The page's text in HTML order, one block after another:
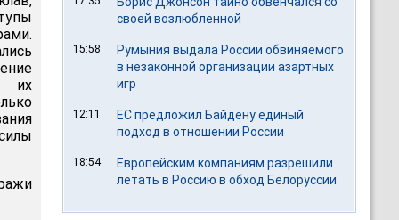
их
своей возлюбленной
15:58
Румыния выдала России обвиняемого
в незаконной организации азартных
игр
12:11
ЕС предложил Байдену единый
подход в отношении России
18:54
Европейским компаниям разрешили
летать в Россию в обход Белоруссии